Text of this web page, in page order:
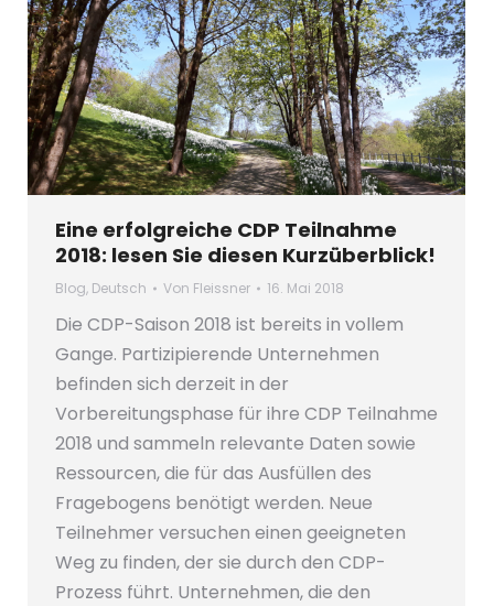
Eine erfolgreiche CDP Teilnahme
2018: lesen Sie diesen Kurzüberblick!
Blog, Deutsch Von Fleissner 16. Mai 2018
Die CDP-Saison 2018 ist bereits in vollem
Gange. Partizipierende Unternehmen
befinden sich derzeit in der
Vorbereitungsphase für ihre CDP Teilnahme
2018 und sammeln relevante Daten sowie
Ressourcen, die für das Ausfüllen des
Fragebogens benötigt werden. Neue
Teilnehmer versuchen einen geeigneten
Weg zu finden, der sie durch den CDP-
Prozess führt. Unternehmen, die den